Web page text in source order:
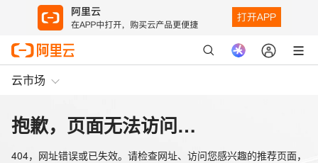
云市场
抱歉，页面无法访问…
404，网址错误或已失效。请检查网址、访问您感兴趣的推荐页面，